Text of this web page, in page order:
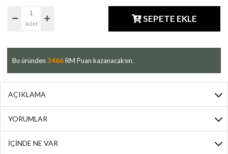
Adet SEPETE EKLE
Bu üründen 3466RM Puan kazanacaksın.
AÇIKLAMA
YORUMLAR
İÇİNDE NE VAR